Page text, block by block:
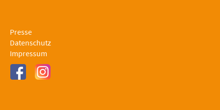
Presse
Datenschutz
Impressum